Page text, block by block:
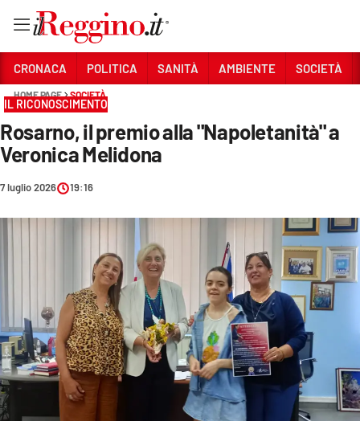
Sezioni
CRONACA
CULTURA
ECONOMIA E LAVORO
EVENTI
CRONACA POLITICA SANITÀ AMBIENTE SOCIETÀ
HOME PAGE SOCIETÀ
IL RICONOSCIMENTO
Rosarno, il premio alla "Napoletanità" a
Veronica Melidona
7 luglio 2026 19:16